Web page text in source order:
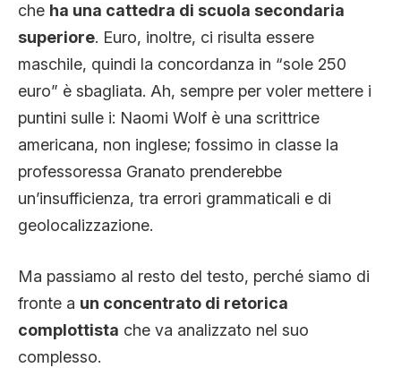
che ha una cattedra di scuola secondaria
superiore. Euro, inoltre, ci risulta essere
maschile, quindi la concordanza in “sole 250
euro” è sbagliata. Ah, sempre per voler mettere i
puntini sulle i: Naomi Wolf è una scrittrice
americana, non inglese; fossimo in classe la
professoressa Granato prenderebbe
un’insufficienza, tra errori grammaticali e di
geolocalizzazione.
Ma passiamo al resto del testo, perché siamo di
fronte a un concentrato di retorica
complottista che va analizzato nel suo
complesso.